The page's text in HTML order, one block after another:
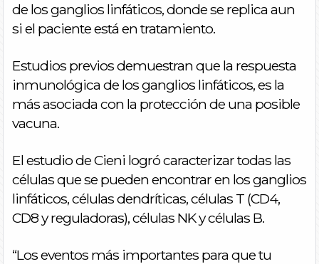
de los ganglios linfáticos, donde se replica aun
si el paciente está en tratamiento.
Estudios previos demuestran que la respuesta
inmunológica de los ganglios linfáticos, es la
más asociada con la protección de una posible
vacuna.
El estudio de Cieni logró caracterizar todas las
células que se pueden encontrar en los ganglios
linfáticos, células dendríticas, células T (CD4,
CD8 y reguladoras), células NK y células B.
“Los eventos más importantes para que tu